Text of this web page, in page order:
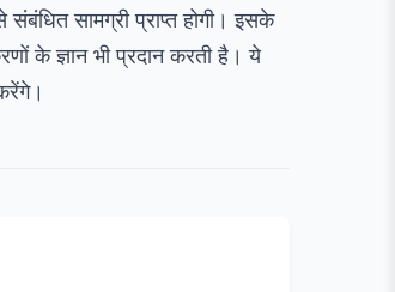
सामग्री प्राप्त होगी। इसके
के ज्ञान भी प्रदान करती है। ये